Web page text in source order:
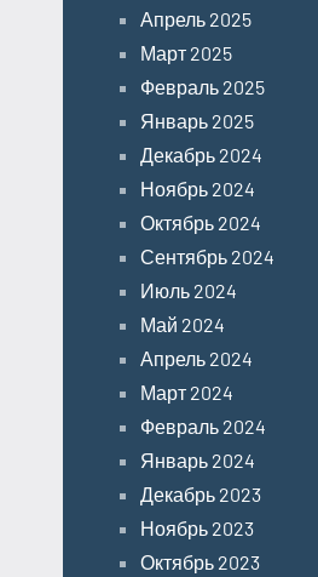
Апрель 2025
Март 2025
Февраль 2025
Январь 2025
Декабрь 2024
Ноябрь 2024
Октябрь 2024
Сентябрь 2024
Июль 2024
Май 2024
Апрель 2024
Март 2024
Февраль 2024
Январь 2024
Декабрь 2023
Ноябрь 2023
Октябрь 2023